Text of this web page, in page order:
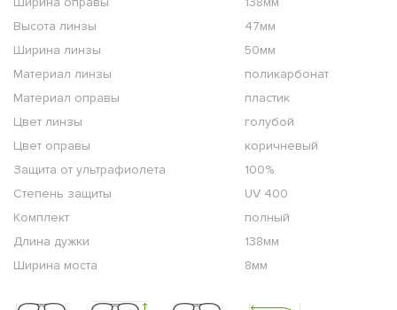
Высота линзы
47мм
Ширина линзы
50мм
Материал линзы
поликарбонат
Материал оправы
пластик
Цвет линзы
голубой
Цвет оправы
коричневый
Защита от ультрафиолета
100%
Степень защиты
UV 400
Комплект
полный
Длина дужки
138мм
Ширина моста
8мм